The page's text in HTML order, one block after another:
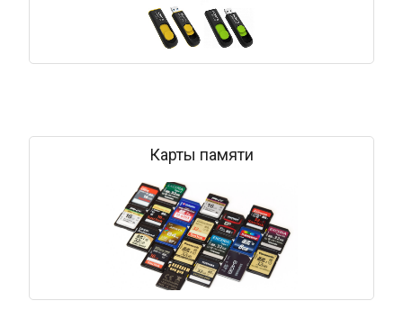
Карты памяти